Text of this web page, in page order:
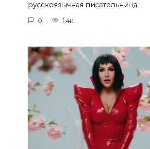
русскоязычная писательница
0 1.4к.